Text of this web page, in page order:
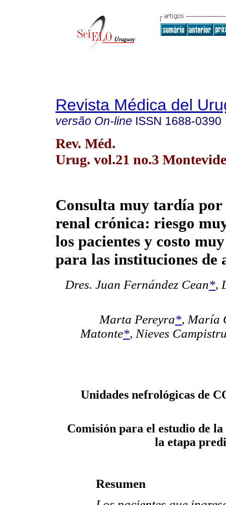
Revista Médica del
versão On-line ISSN 1688-0390
Rev. Méd.
Urug. vol.21 no.3
Consulta muy tardía
renal crónica: riesgo
los pacientes y costo
para las instituciones de
Dres. Juan Fernández Cean*,
Marta Pereyra*, María
Matonte*, Nieves
Unidades nefrológicas de
Comisión para el estudio de
la etapa
Resumen